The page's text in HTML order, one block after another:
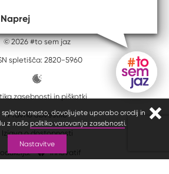
mesto, dovoljujete uporabo orodij in
z našo politiko varovanja zasebnosti.
Nastavitve
© 2026 #to sem jaz
spletišča: 2820-5960
zasebnosti in piškotki
Pravno obvestilo
Izjava o dostopnosti
Innovatif
Gumb
Naprej